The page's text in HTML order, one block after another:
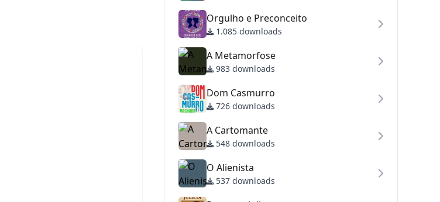
Orgulho e Preconceito
1.085 downloads
A Metamorfose
983 downloads
Dom Casmurro
726 downloads
A Cartomante
548 downloads
O Alienista
537 downloads